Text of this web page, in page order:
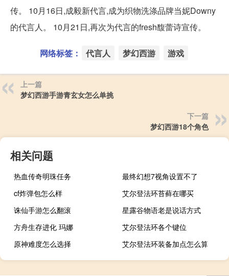
传。 10月16日,成毅新代言,成为织物洗涤品牌当妮Downy
的代言人。 10月21日,再次为代言的fresh馥蕾诗宣传。
网络标签： 代言人 梦幻西游 游戏
上一篇
梦幻西游手游青玄女怎么单挑
下一篇
梦幻西游18个角色
相关问题
热血传奇明珠任务
最终幻想7视角设置不了
cf炸弹包怎么样
艾尔登法环苔藓在哪买
诛仙手游怎么翻滚
星露谷物语老是说话方式
方舟生存进化 玛娜
艾尔登法环各个键位
原神难度怎么选择
艾尔登法环装备加点怎么算